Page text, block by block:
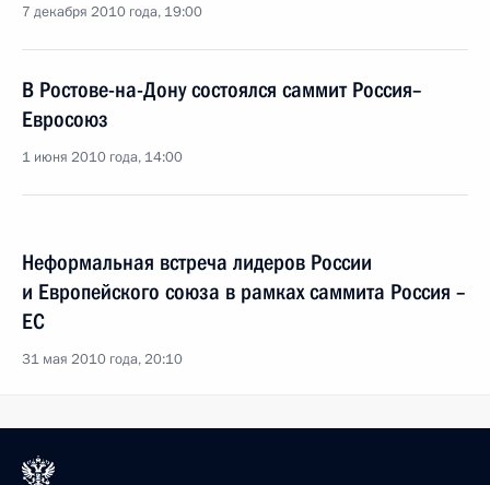
7 декабря 2010 года, 19:00
В Ростове-на-Дону состоялся саммит Россия–
Евросоюз
1 июня 2010 года, 14:00
Неформальная встреча лидеров России
и Европейского союза в рамках саммита Россия –
ЕС
31 мая 2010 года, 20:10